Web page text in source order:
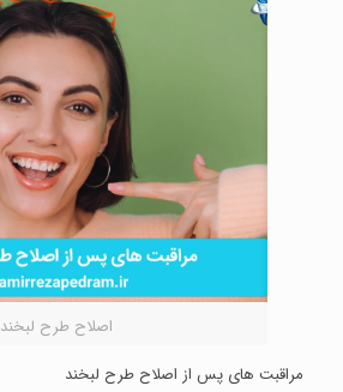
اصلاح طرح لبخند
مراقبت های پس از اصلاح طرح لبخند